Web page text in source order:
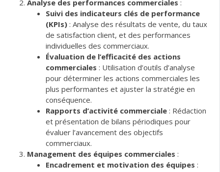
Analyse des performances commerciales :
Suivi des indicateurs clés de performance
(KPIs): Analyse des résultats de vente, du taux
de satisfaction client, et des performances
individuelles des commerciaux.
Évaluation de l’efficacité des actions
commerciales : Utilisation d’outils d’analyse
pour déterminer les actions commerciales les
plus performantes et ajuster la stratégie en
conséquence.
Rapports d’activité commerciale: Rédaction
et présentation de bilans périodiques pour
évaluer l’avancement des objectifs
commerciaux.
Management des équipes commerciales :
Encadrement et motivation des équipes :